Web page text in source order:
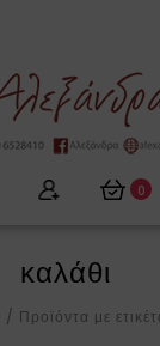
0
καλάθι
/ Προϊόντα με